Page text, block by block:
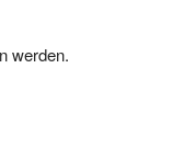
werden.